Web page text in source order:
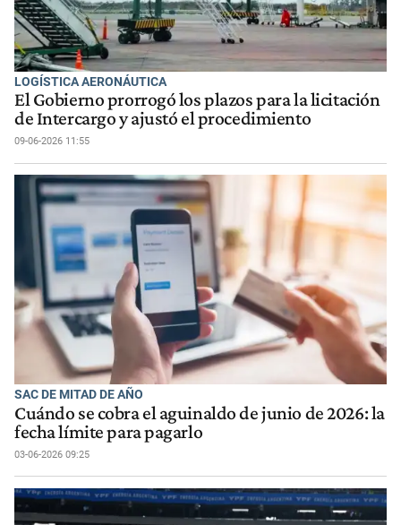
LOGÍSTICA AERONÁUTICA
El Gobierno prorrogó los plazos para la licitación
de Intercargo y ajustó el procedimiento
09-06-2026 11:55
SAC DE MITAD DE AÑO
Cuándo se cobra el aguinaldo de junio de 2026: la
fecha límite para pagarlo
03-06-2026 09:25